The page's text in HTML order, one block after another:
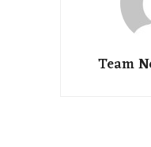
Team